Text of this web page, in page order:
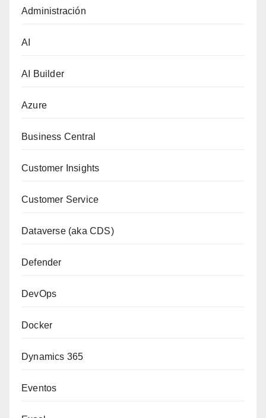
Administración
AI
AI Builder
Azure
Business Central
Customer Insights
Customer Service
Dataverse (aka CDS)
Defender
DevOps
Docker
Dynamics 365
Eventos